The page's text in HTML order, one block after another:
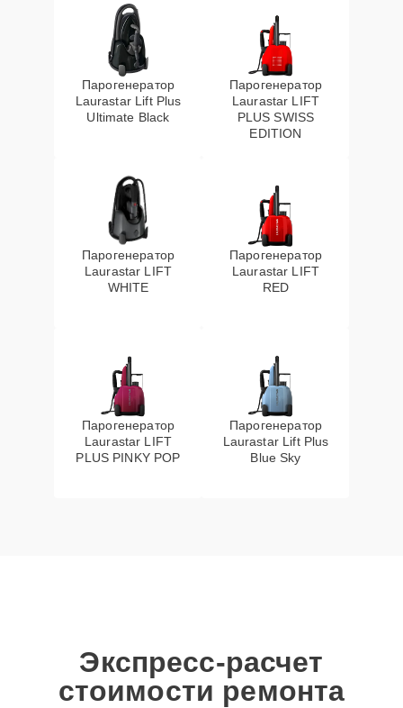
Парогенератор
Laurastar Lift Plus
Ultimate Black
Парогенератор
Laurastar LIFT
PLUS SWISS
EDITION
Парогенератор
Laurastar LIFT
WHITE
Парогенератор
Laurastar LIFT
RED
Парогенератор
Laurastar LIFT
PLUS PINKY POP
Парогенератор
Laurastar Lift Plus
Blue Sky
Экспресс-расчет
стоимости ремонта